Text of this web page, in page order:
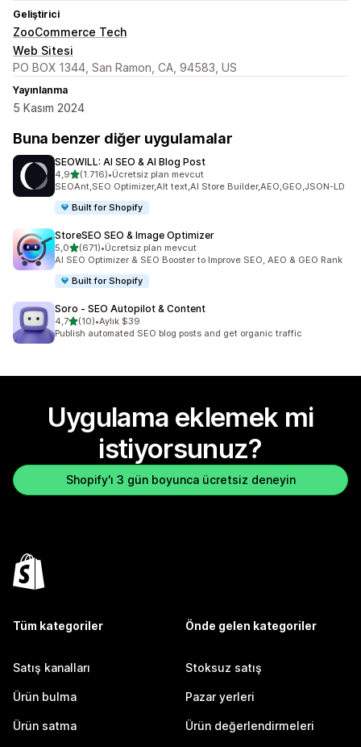
Geliştirici
ZooCommerce Tech
Web Sitesi
PO BOX 1344, San Ramon, CA, 94583, US
Yayınlanma
5 Kasım 2024
Buna benzer diğer uygulamalar
SEOWILL: AI SEO & AI Blog Post
4,95 yıldız üzerinden
(1.716)
toplam 1716 değerlendirme
•Ücretsiz plan mevcut
SEOAnt,SEO Optimizer,Alt text,AI Store Builder,AEO,GEO,JSON-LD
Built for Shopify
StoreSEO SEO & Image Optimizer
5,05 yıldız üzerinden
(671)
toplam 671 değerlendirme
•Ücretsiz plan mevcut
AI SEO Optimizer & SEO Booster to Improve SEO, AEO & GEO Rank
Built for Shopify
Soro ‑ SEO Autopilot & Content
4,75 yıldız üzerinden
(10)
toplam 10 değerlendirme
•Aylık $39
Publish automated SEO blog posts and get organic traffic
Uygulama eklemek mi
istiyorsunuz?
Shopify'ı 3 gün boyunca ücretsiz deneyin
Tüm kategoriler
Satış kanalları
Ürün bulma
Ürün satma
Önde gelen kategoriler
Stoksuz satış
Pazar yerleri
Ürün değerlendirmeleri